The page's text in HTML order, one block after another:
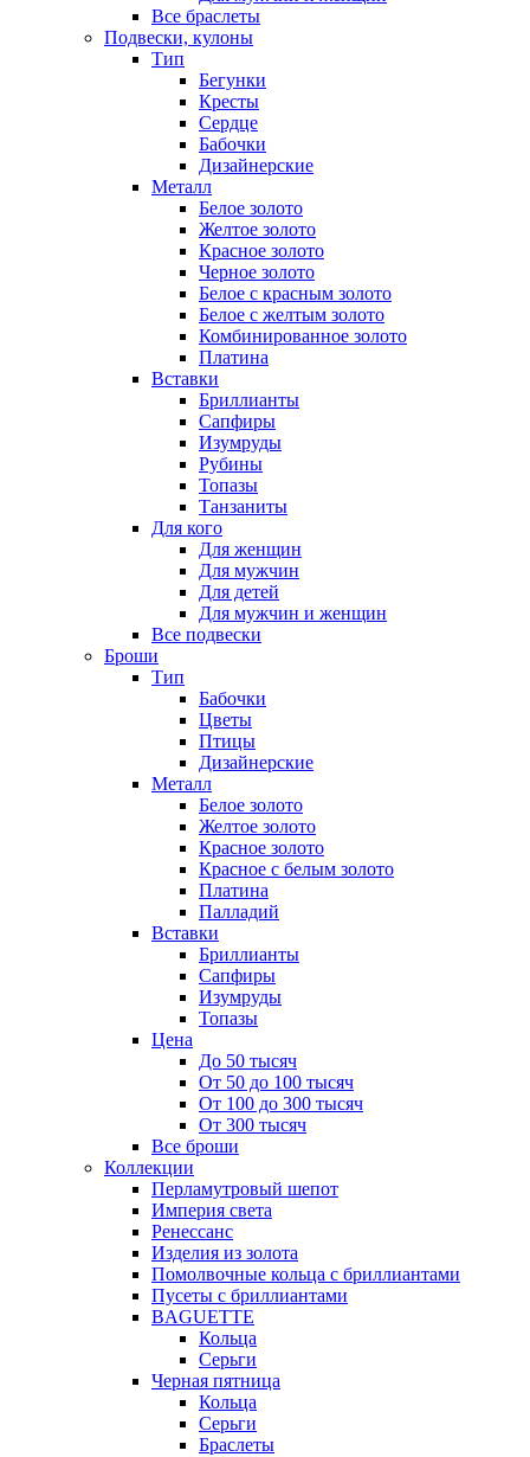
Все браслеты
Подвески, кулоны
Тип
Бегунки
Кресты
Сердце
Бабочки
Дизайнерские
Металл
Белое золото
Желтое золото
Красное золото
Черное золото
Белое с красным золото
Белое с желтым золото
Комбинированное золото
Платина
Вставки
Бриллианты
Сапфиры
Изумруды
Рубины
Топазы
Танзаниты
Для кого
Для женщин
Для мужчин
Для детей
Для мужчин и женщин
Все подвески
Броши
Тип
Бабочки
Цветы
Птицы
Дизайнерские
Металл
Белое золото
Желтое золото
Красное золото
Красное с белым золото
Платина
Палладий
Вставки
Бриллианты
Сапфиры
Изумруды
Топазы
Цена
До 50 тысяч
От 50 до 100 тысяч
От 100 до 300 тысяч
От 300 тысяч
Все броши
Коллекции
Перламутровый шепот
Империя света
Ренессанс
Изделия из золота
Помолвочные кольца с бриллиантами
Пусеты с бриллиантами
BAGUETTE
Кольца
Серьги
Черная пятница
Кольца
Серьги
Браслеты